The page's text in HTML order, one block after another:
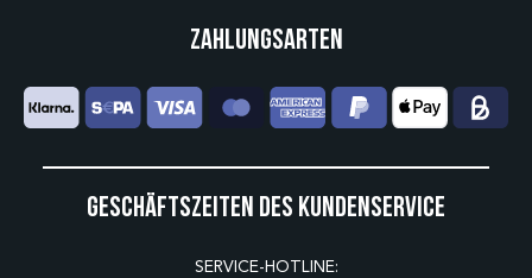
Geschäftszeiten des Kundenservice
SERVICE-HOTLINE:
Zahlungsarten